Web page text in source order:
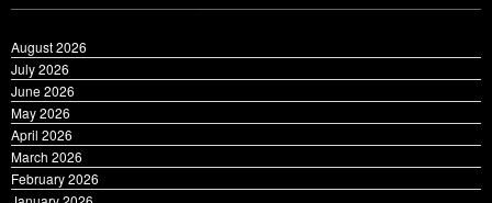
August 2026
July 2026
June 2026
May 2026
April 2026
March 2026
February 2026